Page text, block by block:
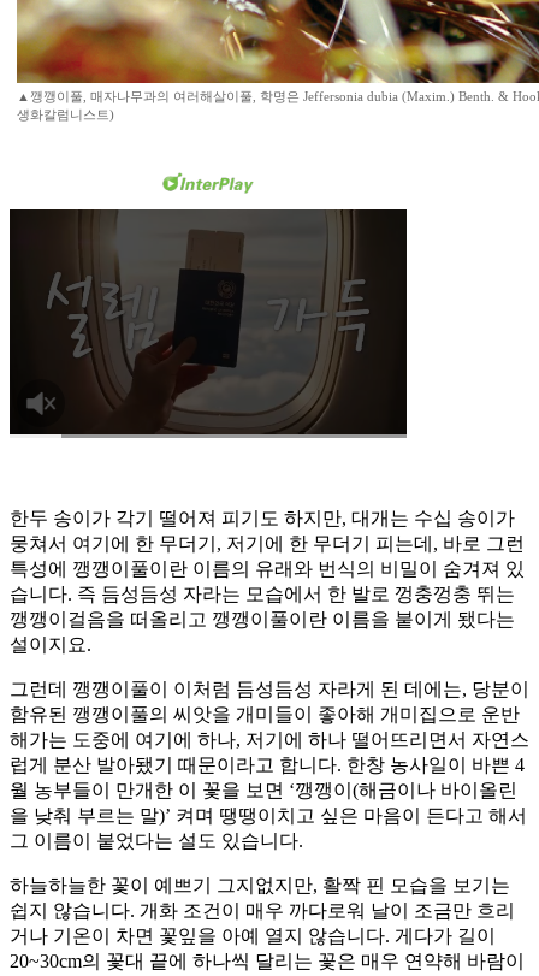
▲깽깽이풀, 매자나무과의 여러해살이풀, 학명은 Jeffersonia dubia (Maxim.) Benth. &
생화칼럼니스트)
한두 송이가 각기 떨어져 피기도 하지만, 대개는 수십 송이가
뭉쳐서 여기에 한 무더기, 저기에 한 무더기 피는데, 바로 그런
특성에 깽깽이풀이란 이름의 유래와 번식의 비밀이 숨겨져 있
습니다. 즉 듬성듬성 자라는 모습에서 한 발로 껑충껑충 뛰는
깽깽이걸음을 떠올리고 깽깽이풀이란 이름을 붙이게 됐다는
설이지요.
그런데 깽깽이풀이 이처럼 듬성듬성 자라게 된 데에는, 당분이
함유된 깽깽이풀의 씨앗을 개미들이 좋아해 개미집으로 운반
해가는 도중에 여기에 하나, 저기에 하나 떨어뜨리면서 자연스
럽게 분산 발아됐기 때문이라고 합니다. 한창 농사일이 바쁜 4
월 농부들이 만개한 이 꽃을 보면 ‘깽깽이(해금이나 바이올린
을 낮춰 부르는 말)’ 켜며 땡땡이치고 싶은 마음이 든다고 해서
그 이름이 붙었다는 설도 있습니다.
하늘하늘한 꽃이 예쁘기 그지없지만, 활짝 핀 모습을 보기는
쉽지 않습니다. 개화 조건이 매우 까다로워 날이 조금만 흐리
거나 기온이 차면 꽃잎을 아예 열지 않습니다. 게다가 길이
20~30cm의 꽃대 끝에 하나씩 달리는 꽃은 매우 연약해 바람이